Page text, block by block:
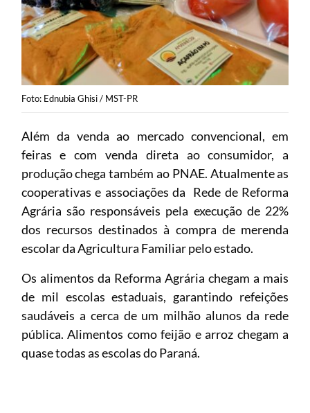
Foto: Ednubia Ghisi / MST-PR
Além da venda ao mercado convencional, em
feiras e com venda direta ao consumidor, a
produção chega também ao PNAE. Atualmente as
cooperativas e associações da Rede de Reforma
Agrária são responsáveis pela execução de 22%
dos recursos destinados à compra de merenda
escolar da Agricultura Familiar pelo estado.
Os alimentos da Reforma Agrária chegam a mais
de mil escolas estaduais, garantindo refeições
saudáveis a cerca de um milhão alunos da rede
pública. Alimentos como feijão e arroz chegam a
quase todas as escolas do Paraná.